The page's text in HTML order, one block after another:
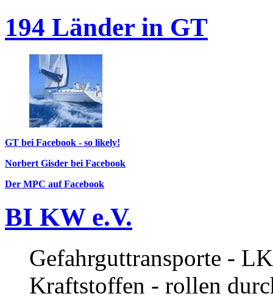
194 Länder in GT
GT bei Facebook - so likely!
Norbert Gisder bei Facebook
Der MPC auf Facebook
BI KW e.V.
Gefahrguttransporte -
Kraftstoffen - rollen